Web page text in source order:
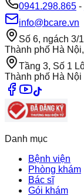
0941.298.865 -
info@bcare.vn
Số 6, ngách 3/
Thành phố Hà
Tầng 3, Số 1
Thành phố Hà Nội
Danh mục
Bệnh viện
Phòng khám
Bác sĩ
Gói khám